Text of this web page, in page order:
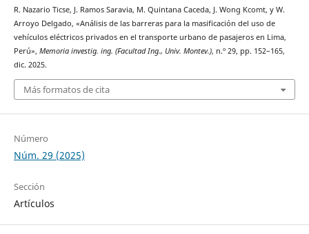
R. Nazario Ticse, J. Ramos Saravia, M. Quintana Caceda, J. Wong Kcomt, y W.
Arroyo Delgado, «Análisis de las barreras para la masificación del uso de
vehículos eléctricos privados en el transporte urbano de pasajeros en Lima,
Perú», Memoria investig. ing. (Facultad Ing., Univ. Montev.), n.º 29, pp. 152–165,
dic. 2025.
Más formatos de cita
Número
Núm. 29 (2025)
Sección
Artículos